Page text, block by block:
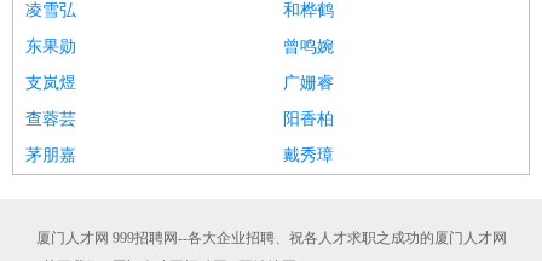
凌雪弘
和桦鹤
东果勋
曾鸣婉
支岚煜
广姗睿
查蓉芸
阳香柏
茅朋嘉
戴秀璋
厦门人才网 999招聘网--各大企业招聘、祝各人才求职之成功的厦门人才网